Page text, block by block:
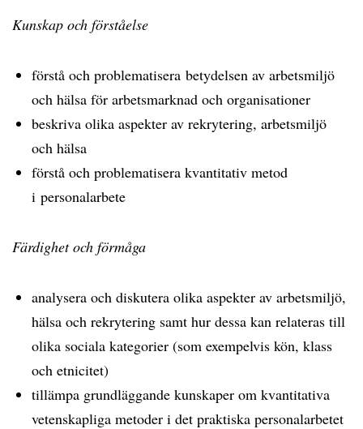
Kunskap och förståelse
förstå och problematisera betydelsen av arbetsmiljö
och hälsa för arbetsmarknad och organisationer
beskriva olika aspekter av rekrytering, arbetsmiljö
och hälsa
förstå och problematisera kvantitativ metod
i personalarbete
Färdighet och förmåga
analysera och diskutera olika aspekter av arbetsmiljö,
hälsa och rekrytering samt hur dessa kan relateras till
olika sociala kategorier (som exempelvis kön, klass
och etnicitet)
tillämpa grundläggande kunskaper om kvantitativa
vetenskapliga metoder i det praktiska personalarbetet